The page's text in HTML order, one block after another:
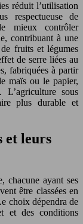
réduit l’utilisation
respectueuse de
mieux contrôler
contribuant à une
fruits et légumes
de serre liées au
fabriquées à partir
maïs ou le papier,
L’agriculture sous
plus durable et
et leurs
chacune ayant ses
être classées en
choix dépendra de
et des conditions